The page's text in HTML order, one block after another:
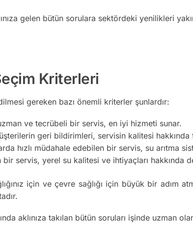
gelen bütün sorulara sektördeki yenilikleri
Kriterleri
gereken bazı önemli kriterler şunlardır:
ve tecrübeli bir servis, en iyi hizmeti sunar.
geri bildirimleri, servisin kalitesi
hızlı müdahale edebilen bir servis, su arıtma
servis, yerel su kalitesi ve ihtiyaçları hakkında
için ve çevre sağlığı için büyük bir adım
aklınıza takılan bütün soruları işinde uzman